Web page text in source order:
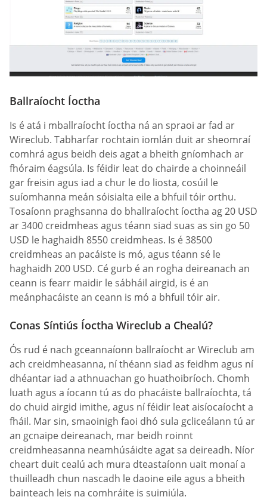
Ballraíocht Íoctha
Is é atá i mballraíocht íoctha ná an spraoi ar fad ar
Wireclub. Tabharfar rochtain iomlán duit ar sheomraí
comhrá agus beidh deis agat a bheith gníomhach ar
fhóraim éagsúla. Is féidir leat do chairde a choinneáil
gar freisin agus iad a chur le do liosta, cosúil le
suíomhanna meán sóisialta eile a bhfuil tóir orthu.
Tosaíonn praghsanna do bhallraíocht íoctha ag 20 USD
ar 3400 creidmheas agus téann siad suas as sin go 50
USD le haghaidh 8550 creidmheas. Is é 38500
creidmheas an pacáiste is mó, agus téann sé le
haghaidh 200 USD. Cé gurb é an rogha deireanach an
ceann is fearr maidir le sábháil airgid, is é an
meánphacáiste an ceann is mó a bhfuil tóir air.
Conas Síntiús Íoctha Wireclub a Chealú?
Ós rud é nach gceannaíonn ballraíocht ar Wireclub am
ach creidmheasanna, ní théann siad as feidhm agus ní
dhéantar iad a athnuachan go huathoibríoch. Chomh
luath agus a íocann tú as do phacáiste ballraíochta, tá
do chuid airgid imithe, agus ní féidir leat aisíocaíocht a
fháil. Mar sin, smaoinigh faoi dhó sula gcliceálann tú ar
an gcnaipe deireanach, mar beidh roinnt
creidmheasanna neamhúsáidte agat sa deireadh. Níor
cheart duit cealú ach mura dteastaíonn uait monaí a
thuilleadh chun nascadh le daoine eile agus a bheith
bainteach leis na comhráite is suimiúla.